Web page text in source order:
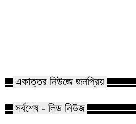
একাত্তর নিউজে জনপ্রিয়
পার্টি, ৩০ জনের নামে মামলা
সর্বশেষ - লিড নিউজ